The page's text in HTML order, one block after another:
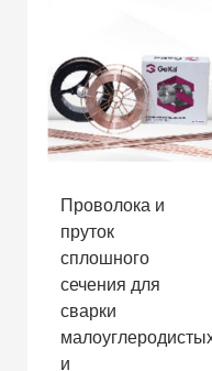
Проволока и
пруток
сплошного
сечения для
сварки
и